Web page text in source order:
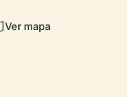
Ver mapa